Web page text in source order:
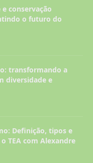
conservação
o futuro do
transformando a
diversidade e
Definição, tipos e
TEA com Alexandre